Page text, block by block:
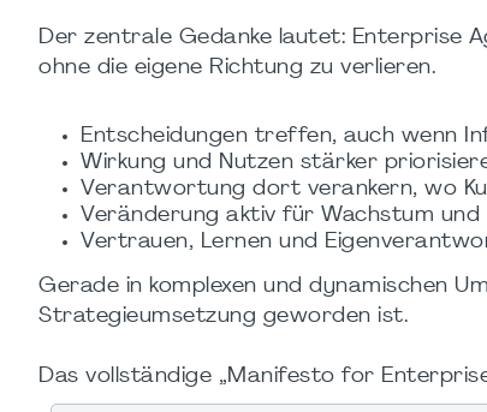
Der zentrale Gedanke lautet: Enterprise
ohne die eigene Richtung zu verlieren.
Entscheidungen treffen, auch wenn
Wirkung und Nutzen stärker
Verantwortung dort verankern, wo
Veränderung aktiv für Wachstum und
Vertrauen, Lernen und
Gerade in komplexen und dynamischen
Strategieumsetzung geworden ist.
Das vollständige „Manifesto for